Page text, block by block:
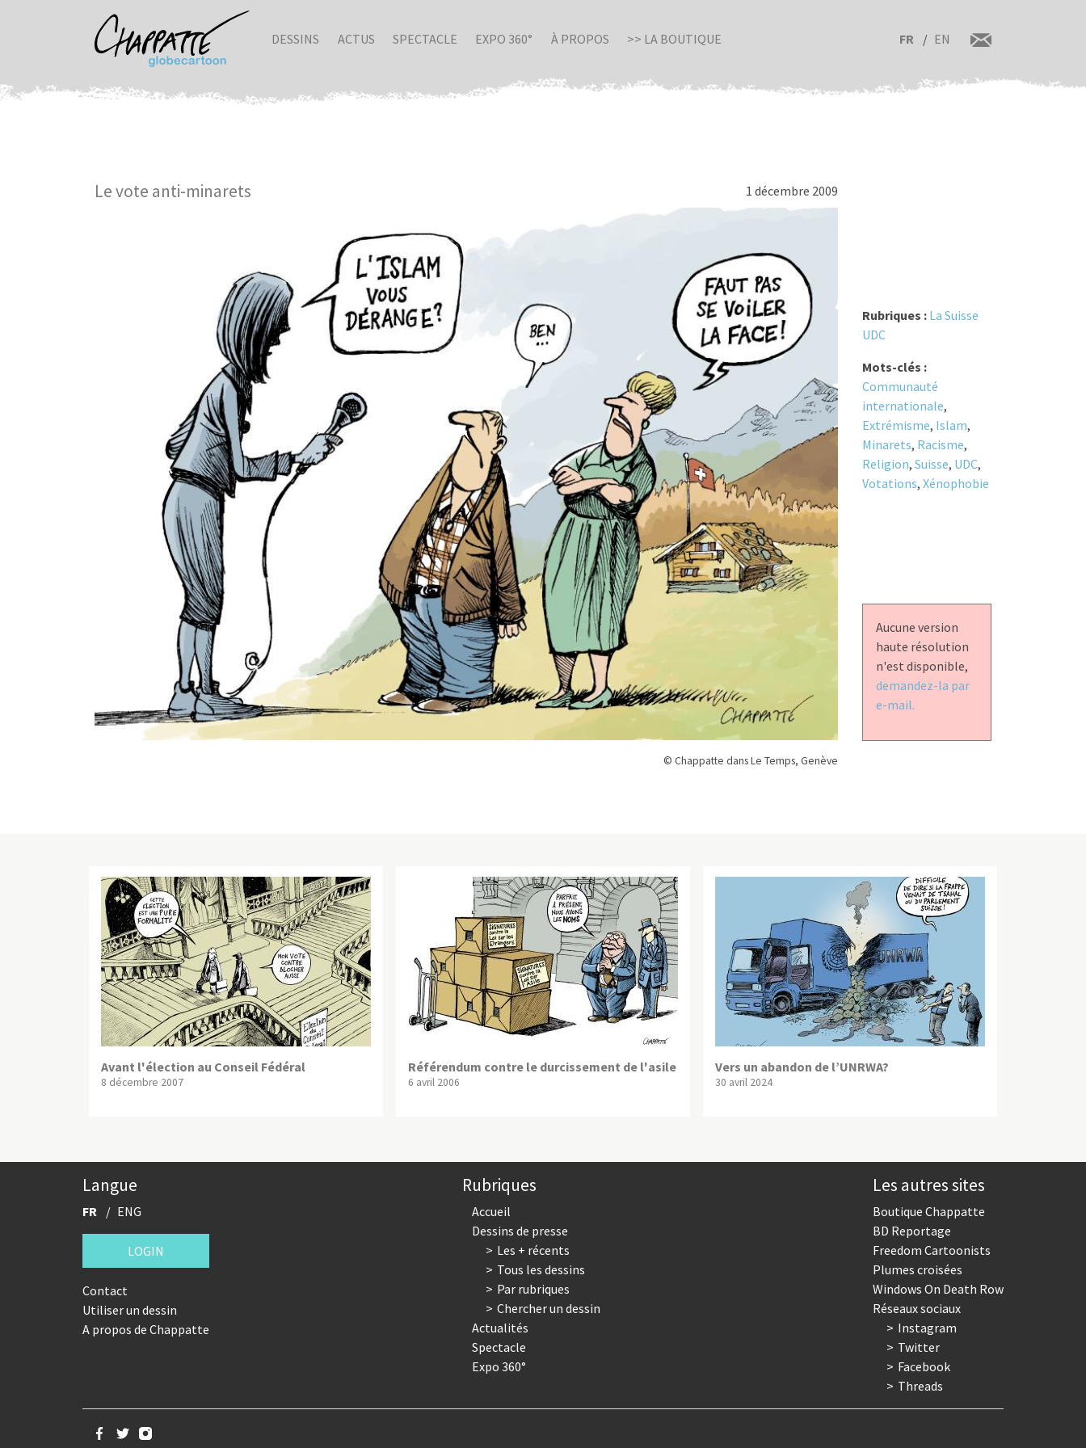
DESSINS ACTUS SPECTACLE EXPO 360° À PROPOS >> LA BOUTIQUE FR EN
Le vote anti-minarets 1 décembre 2009
© Chappatte dans Le Temps, Genève
Rubriques : La Suisse
UDC
Mots-clés :
Communauté
internationale,
Extrémisme, Islam,
Minarets, Racisme,
Religion, Suisse, UDC,
Votations, Xénophobie
Aucune version
haute résolution
n'est disponible,
demandez-la par
e-mail.
Avant l'élection au Conseil Fédéral
8 décembre 2007
Référendum contre le durcissement de l'asile
6 avril 2006
Vers un abandon de l’UNRWA?
30 avril 2024
Langue
FR ENG
LOGIN
Contact
Utiliser un dessin
A propos de Chappatte
Rubriques
Accueil
Dessins de presse
Les + récents
Tous les dessins
Par rubriques
Chercher un dessin
Actualités
Spectacle
Expo 360°
Les autres sites
Boutique Chappatte
BD Reportage
Freedom Cartoonists
Plumes croisées
Windows On Death Row
Réseaux sociaux
Instagram
Twitter
Facebook
Threads